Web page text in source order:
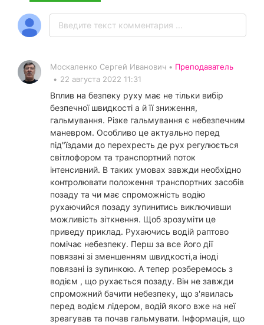
Москаленко Сергей Иванович • Преподаватель
• 22 августа 2022 11:31
Вплив на безпеку руху має не тільки вибір
безпечної швидкості а й її зниження,
гальмування. Різке гальмування є небезпечним
маневром. Особливо це актуально перед
під"їздами до перехресть де рух регулюється
світлофором та транспортний поток
інтенсивний. В таких умовах завжди необхідно
контролювати положення транспортних засобів
позаду та чи має спроможність водію
рухаючийся позаду зупинитись виключивши
можливість зіткнення. Щоб зрозуміти це
приведу приклад. Рухаючись водій раптово
помічає небезпеку. Перш за все його дії
повязані зі зменшенням швидкості,а іноді
повязані із зупинкою. А тепер розберемось з
водієм , що рухається позаду. Він не завжди
спроможний бачити небезпеку, що з'явилась
перед водієм лідером, водій якого вже на неї
зреагував та почав гальмувати. Інформація, що